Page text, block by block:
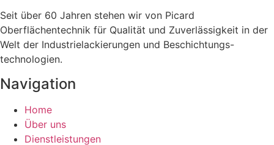
Seit über 60 Jahren stehen wir von Picard
Oberflächentechnik für Qualität und Zuverlässigkeit in der
Welt der Industrielackierungen und Beschichtungs-
technologien.
Navigation
Home
Über uns
Dienstleistungen